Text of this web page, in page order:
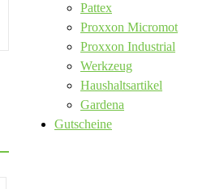
Pattex
Proxxon Micromot
Proxxon Industrial
Werkzeug
Haushaltsartikel
Gardena
Gutscheine